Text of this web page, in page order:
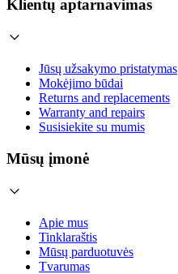
Klientų aptarnavimas
Jūsų užsakymo pristatymas
Mokėjimo būdai
Returns and replacements
Warranty and repairs
Susisiekite su mumis
Mūsų įmonė
Apie mus
Tinklaraštis
Mūsų parduotuvės
Tvarumas